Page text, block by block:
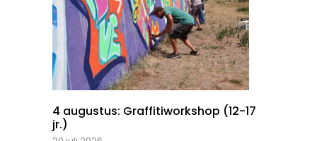
4 augustus: Graffitiworkshop (12-17
jr.)